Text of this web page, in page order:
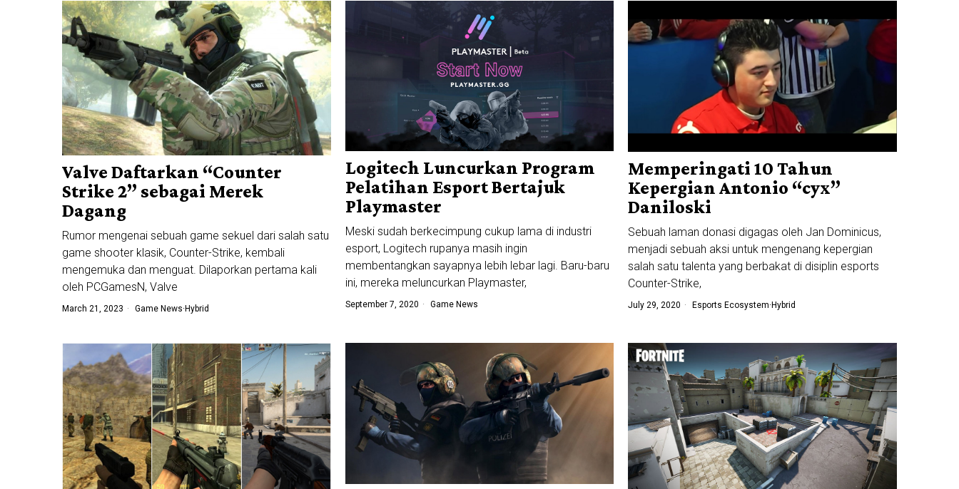
Valve Daftarkan “Counter
Strike 2” sebagai Merek
Dagang
Rumor mengenai sebuah game sekuel dari salah satu
game shooter klasik, Counter-Strike, kembali
mengemuka dan menguat. Dilaporkan pertama kali
oleh PCGamesN, Valve
March 21, 2023 Game News·Hybrid
Logitech Luncurkan Program
Pelatihan Esport Bertajuk
Playmaster
Meski sudah berkecimpung cukup lama di industri
esport, Logitech rupanya masih ingin
membentangkan sayapnya lebih lebar lagi. Baru-baru
ini, mereka meluncurkan Playmaster,
September 7, 2020 Game News
Memperingati 10 Tahun
Kepergian Antonio “cyx”
Daniloski
Sebuah laman donasi digagas oleh Jan Dominicus,
menjadi sebuah aksi untuk mengenang kepergian
salah satu talenta yang berbakat di disiplin esports
Counter-Strike,
July 29, 2020 Esports Ecosystem·Hybrid